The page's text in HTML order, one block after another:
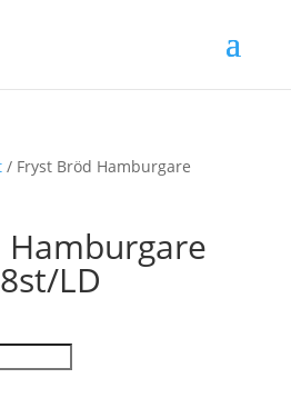
/ Fryst Bröd Hamburgare
Hamburgare
LD